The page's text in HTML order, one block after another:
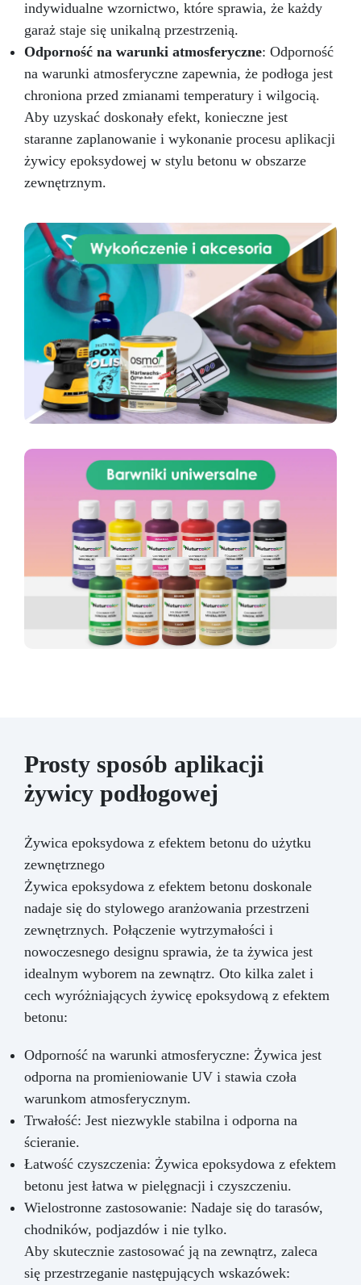
indywidualne wzornictwo, które sprawia, że każdy
garaż staje się unikalną przestrzenią.
Odporność na warunki atmosferyczne: Odporność
na warunki atmosferyczne zapewnia, że podłoga jest
chroniona przed zmianami temperatury i wilgocią.
Aby uzyskać doskonały efekt, konieczne jest
staranne zaplanowanie i wykonanie procesu aplikacji
żywicy epoksydowej w stylu betonu w obszarze
zewnętrznym.
Prosty sposób aplikacji
żywicy podłogowej
Żywica epoksydowa z efektem betonu do użytku
zewnętrznego
Żywica epoksydowa z efektem betonu doskonale
nadaje się do stylowego aranżowania przestrzeni
zewnętrznych. Połączenie wytrzymałości i
nowoczesnego designu sprawia, że ta żywica jest
idealnym wyborem na zewnątrz. Oto kilka zalet i
cech wyróżniających żywicę epoksydową z efektem
betonu:
Odporność na warunki atmosferyczne: Żywica jest
odporna na promieniowanie UV i stawia czoła
warunkom atmosferycznym.
Trwałość: Jest niezwykle stabilna i odporna na
ścieranie.
Łatwość czyszczenia: Żywica epoksydowa z efektem
betonu jest łatwa w pielęgnacji i czyszczeniu.
Wielostronne zastosowanie: Nadaje się do tarasów,
chodników, podjazdów i nie tylko.
Aby skutecznie zastosować ją na zewnątrz, zaleca
się przestrzeganie następujących wskazówek: